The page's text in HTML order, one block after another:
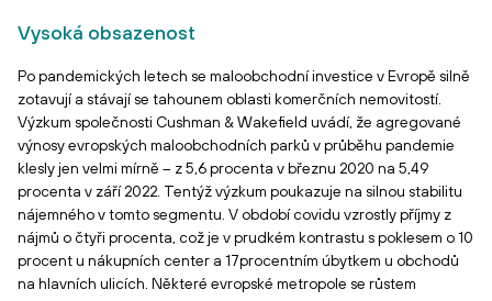
Vysoká obsazenost
Po pandemických letech se maloobchodní investice v Evropě silně
zotavují a stávají se tahounem oblasti komerčních nemovitostí.
Výzkum společnosti Cushman & Wakefield uvádí, že agregované
výnosy evropských maloobchodních parků v průběhu pandemie
klesly jen velmi mírně – z 5,6 procenta v březnu 2020 na 5,49
procenta v září 2022. Tentýž výzkum poukazuje na silnou stabilitu
nájemného v tomto segmentu. V období covidu vzrostly příjmy z
nájmů o čtyři procenta, což je v prudkém kontrastu s poklesem o 10
procent u nákupních center a 17procentním úbytkem u obchodů
na hlavních ulicích. Některé evropské metropole se růstem